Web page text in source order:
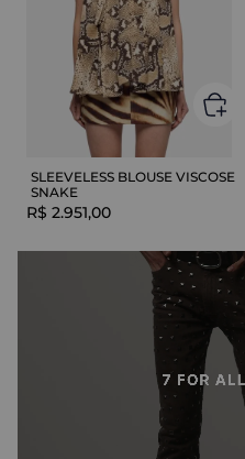
SLEEVELESS BLOUSE VISCOSE
SNAKE
R$ 2.951,00